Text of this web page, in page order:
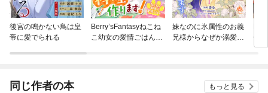
後宮の鳴かない鳥は皇
帝に愛でられる
Berry’sFantasyねこね
こ幼女の愛情ごはん～
妹なのに氷属性のお義
兄様からなぜか溺愛さ
子
～
ま
同じ作者の本 もっと見る